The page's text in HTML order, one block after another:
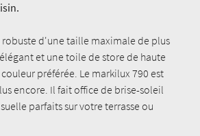
d'une taille maximale de plus
et une toile de store de haute
préférée. Le markilux 790 est
encore. Il fait office de brise-soleil
parfaits sur votre terrasse ou